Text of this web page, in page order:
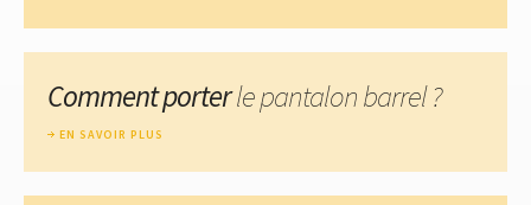
Comment porterle pantalon barrel ?
EN SAVOIR PLUS